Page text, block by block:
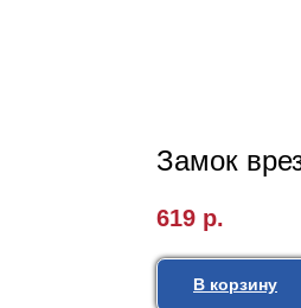
Замок
619 р.
В корзину